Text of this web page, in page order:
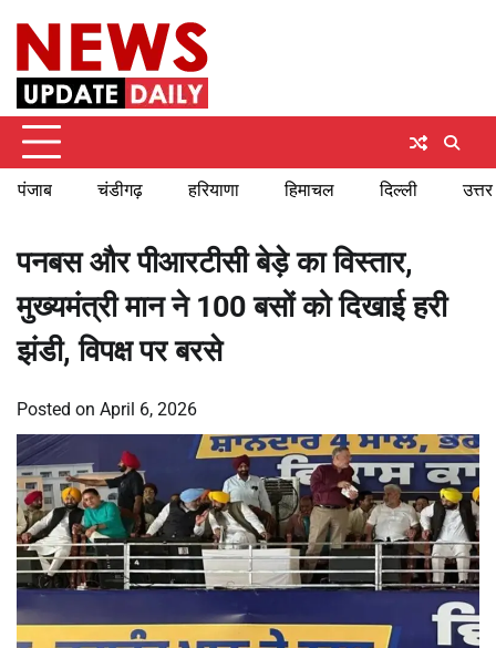
content
पंजाब चंडीगढ़ हरियाणा हिमाचल दिल्ली
पनबस और पीआरटीसी बेड़े का विस्तार,
मुख्यमंत्री मान ने 100 बसों को दिखाई हरी
झंडी, विपक्ष पर बरसे
Posted on April 6, 2026